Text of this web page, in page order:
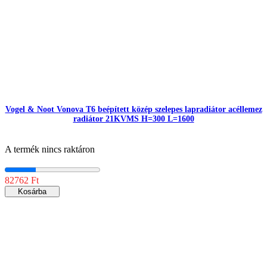
Vogel & Noot Vonova T6 beépített közép szelepes lapradiátor acéllemez
radiátor 21KVMS H=300 L=1600
A termék nincs raktáron
82762 Ft
Kosárba